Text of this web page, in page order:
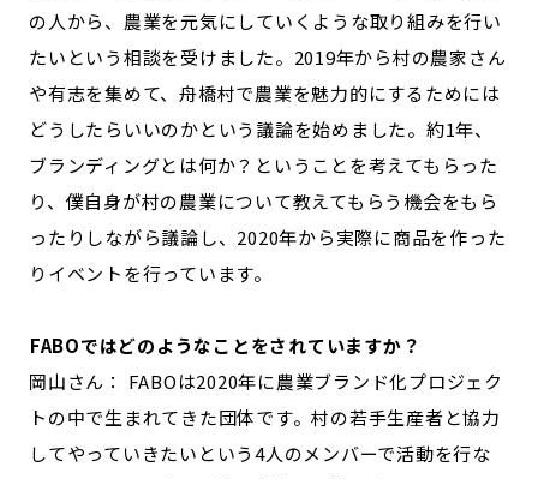
の人から、農業を元気にしていくような取り組みを行い
たいという相談を受けました。2019年から村の農家さん
や有志を集めて、舟橋村で農業を魅力的にするためには
どうしたらいいのかという議論を始めました。約1年、
ブランディングとは何か？ということを考えてもらった
り、僕自身が村の農業について教えてもらう機会をもら
ったりしながら議論し、2020年から実際に商品を作った
りイベントを行っています。
―――FABOではどのようなことをされていますか？
岡山さん： FABOは2020年に農業ブランド化プロジェク
トの中で生まれてきた団体です。村の若手生産者と協力
してやっていきたいという4人のメンバーで活動を行な